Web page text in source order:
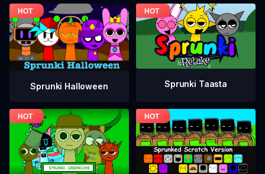
Sprunki Halloween Sprunki Taasta